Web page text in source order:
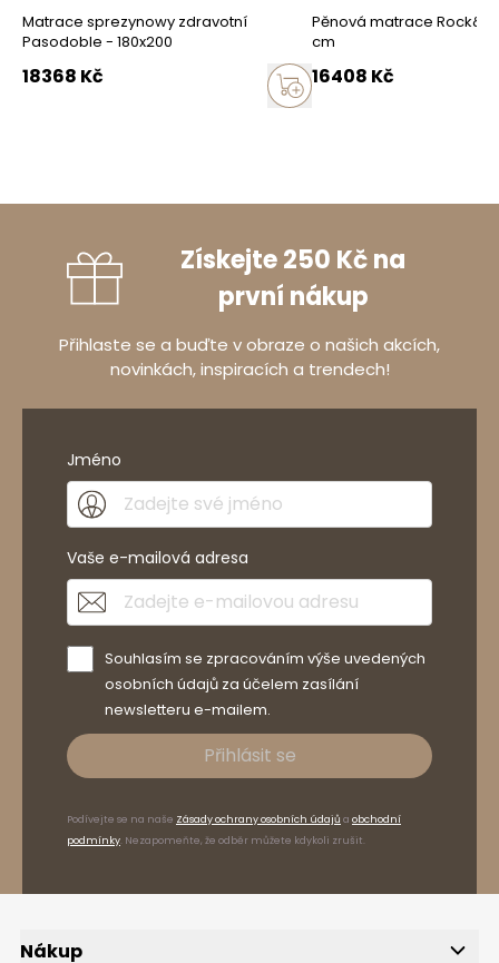
Matrace sprezynowy zdravotní
Pasodoble - 180x200
18368 Kč
Pěnová matrace
cm
16408 Kč
Získejte 250 Kč na
první nákup
Přihlaste se a buďte v obraze o našich akcích,
novinkách, inspiracích a trendech!
Jméno
Vaše e-mailová adresa
Souhlasím se zpracováním výše uvedených
osobních údajů za účelem zasílání
newsletteru e-mailem.
Přihlásit se
Podívejte se na naše Zásady ochrany osobních údajů a obchodní
podmínky. Nezapomeňte, že odběr můžete kdykoli zrušit.
Nákup